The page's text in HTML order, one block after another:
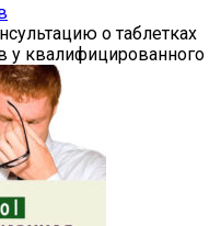
о таблетках
у квалифицированного